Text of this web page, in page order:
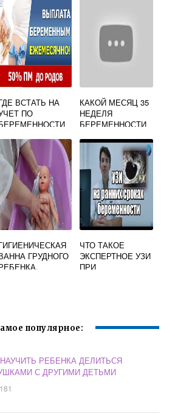
ВСТАТЬ НА
ПО
КАКОЙ МЕСЯЦ 35
НЕДЕЛЯ
БЕРЕМЕННОСТИ
ГРУДНОГО
ЧТО ТАКОЕ
ЭКСПЕРТНОЕ УЗИ
ПРИ
популярное:
РЕБЕНКА ДЕЛИТЬСЯ
С ДРУГИМИ ДЕТЬМИ